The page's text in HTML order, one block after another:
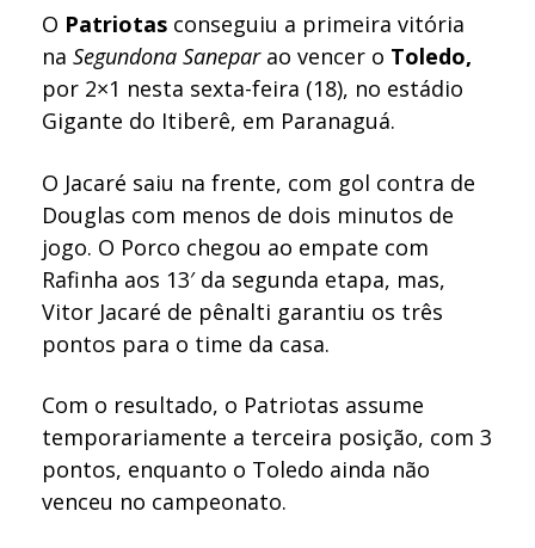
O Patriotas conseguiu a primeira vitória
naSegundona Saneparao vencer o Toledo,
por 2×1 nesta sexta-feira (18), no estádio
Gigante do Itiberê, em Paranaguá.
O Jacaré saiu na frente, com gol contra de
Douglas com menos de dois minutos de
jogo. O Porco chegou ao empate com
Rafinha aos 13′ da segunda etapa, mas,
Vitor Jacaré de pênalti garantiu os três
pontos para o time da casa.
Com o resultado, o Patriotas assume
temporariamente a terceira posição, com 3
pontos, enquanto o Toledo ainda não
venceu no campeonato.